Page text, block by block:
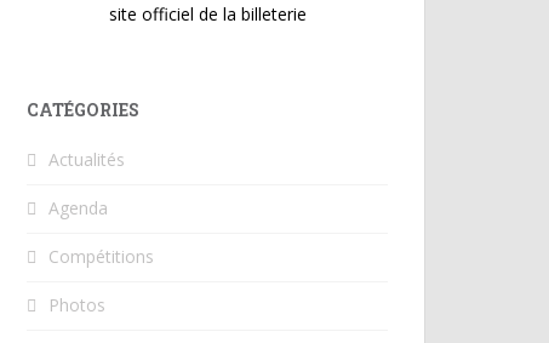
site officiel de la billeterie
CATÉGORIES
Actualités
Agenda
Compétitions
Photos